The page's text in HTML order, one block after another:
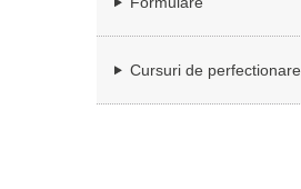
Cursuri de perfectionare